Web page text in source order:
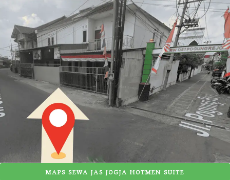
MAPS SEWA JAS JOGJA HOTMEN SUITE